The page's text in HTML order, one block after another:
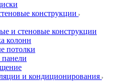
конструкции
и стеновые конструкции
колонн
потолки
и кондиционирования